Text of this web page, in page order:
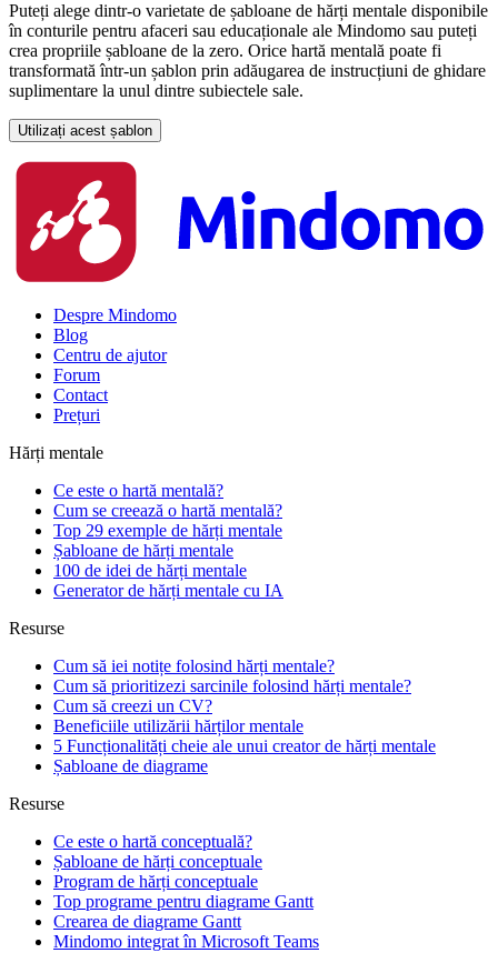
Puteți alege dintr-o varietate de șabloane de hărți mentale disponibile
în conturile pentru afaceri sau educaționale ale Mindomo sau puteți
crea propriile șabloane de la zero. Orice hartă mentală poate fi
transformată într-un șablon prin adăugarea de instrucțiuni de ghidare
suplimentare la unul dintre subiectele sale.
Utilizați acest șablon
Despre Mindomo
Blog
Centru de ajutor
Forum
Contact
Prețuri
Hărți mentale
Ce este o hartă mentală?
Cum se creează o hartă mentală?
Top 29 exemple de hărți mentale
Șabloane de hărți mentale
100 de idei de hărți mentale
Generator de hărți mentale cu IA
Resurse
Cum să iei notițe folosind hărți mentale?
Cum să prioritizezi sarcinile folosind hărți mentale?
Cum să creezi un CV?
Beneficiile utilizării hărților mentale
5 Funcționalități cheie ale unui creator de hărți mentale
Șabloane de diagrame
Resurse
Ce este o hartă conceptuală?
Șabloane de hărți conceptuale
Program de hărți conceptuale
Top programe pentru diagrame Gantt
Crearea de diagrame Gantt
Mindomo integrat în Microsoft Teams